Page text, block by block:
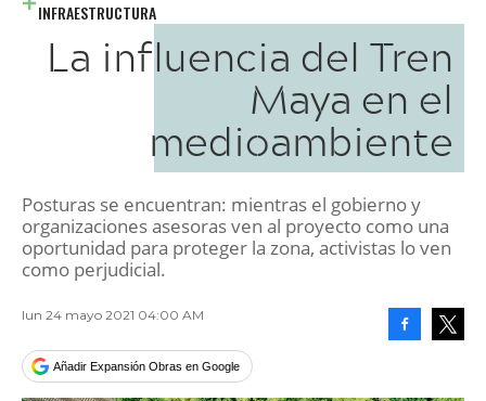
INFRAESTRUCTURA
La influencia del Tren
Maya en el
medioambiente
Posturas se encuentran: mientras el gobierno y
organizaciones asesoras ven al proyecto como una
oportunidad para proteger la zona, activistas lo ven
como perjudicial.
lun 24 mayo 2021 04:00 AM
Añadir Expansión Obras en Google